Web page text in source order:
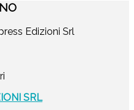
Edizioni Srl
SRL